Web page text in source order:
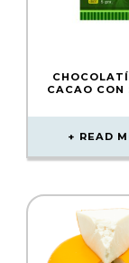
CACAO CON
READ